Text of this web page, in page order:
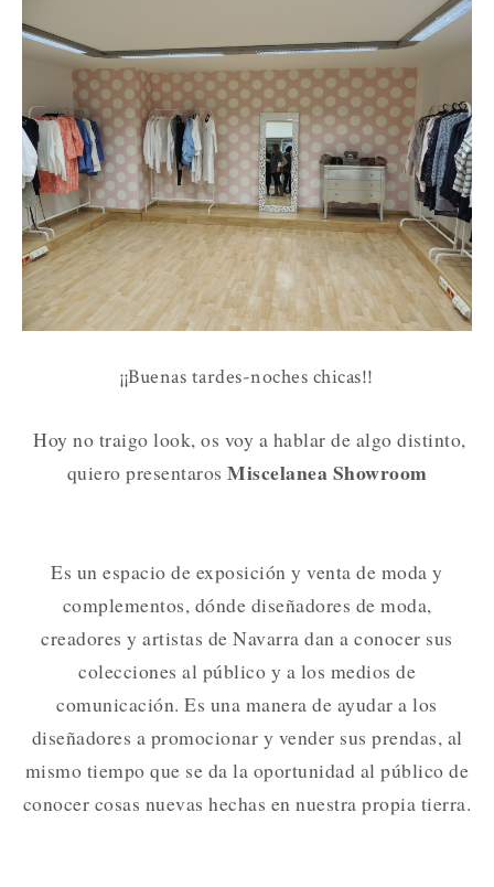
¡¡Buenas tardes-noches chicas!!
Hoy no traigo look, os voy a hablar de algo distinto,
quiero presentaros Miscelanea Showroom
Es un espacio de exposición y venta de moda y
complementos, dónde diseñadores de moda,
creadores y artistas de Navarra dan a conocer sus
colecciones al público y a los medios de
comunicación. Es una manera de ayudar a los
diseñadores a promocionar y vender sus prendas, al
mismo tiempo que se da la oportunidad al público de
conocer cosas nuevas hechas en nuestra propia tierra.